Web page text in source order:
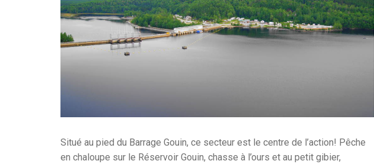
Situé au pied du Barrage Gouin, ce secteur est le centre de l’action! Pêche
en chaloupe sur le Réservoir Gouin, chasse à l’ours et au petit gibier,